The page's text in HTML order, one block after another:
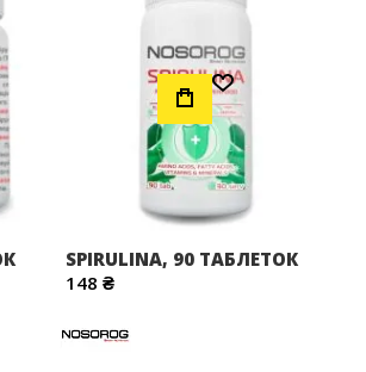
Додати до Списку Бажань
SPIRULINA, 90 ТАБЛЕТОК
148 ₴